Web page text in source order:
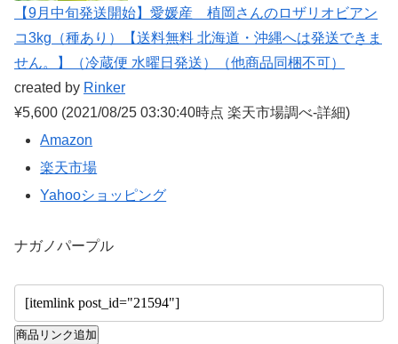
【9月中旬発送開始】愛媛産 植岡さんのロザリオビアン
コ3kg（種あり）【送料無料 北海道・沖縄へは発送できま
せん。】（冷蔵便 水曜日発送）（他商品同梱不可）
created by Rinker
¥5,600 (2021/08/25 03:30:40時点 楽天市場調べ-詳細)
Amazon
楽天市場
Yahooショッピング
ナガノパープル
商品リンク追加